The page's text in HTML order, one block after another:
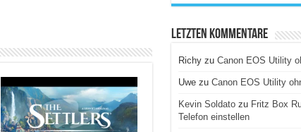
Letzten Kommentare
Richyzu Canon EOS Utility
Uwezu Canon EOS Utility
Kevin Soldatozu Fritz Box
Telefon einstellen